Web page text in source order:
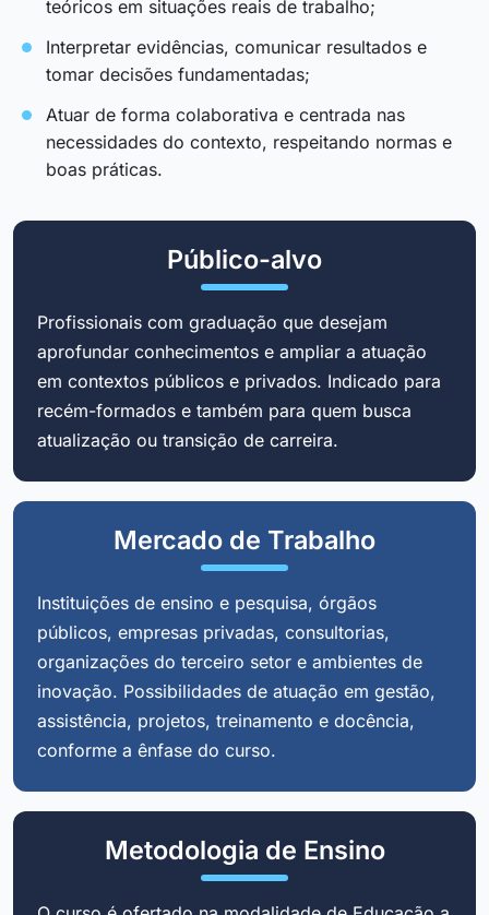
teóricos em situações reais de trabalho;
Interpretar evidências, comunicar resultados e
tomar decisões fundamentadas;
Atuar de forma colaborativa e centrada nas
necessidades do contexto, respeitando normas e
boas práticas.
Público-alvo
Profissionais com graduação que desejam
aprofundar conhecimentos e ampliar a atuação
em contextos públicos e privados. Indicado para
recém-formados e também para quem busca
atualização ou transição de carreira.
Mercado de Trabalho
Instituições de ensino e pesquisa, órgãos
públicos, empresas privadas, consultorias,
organizações do terceiro setor e ambientes de
inovação. Possibilidades de atuação em gestão,
assistência, projetos, treinamento e docência,
conforme a ênfase do curso.
Metodologia de Ensino